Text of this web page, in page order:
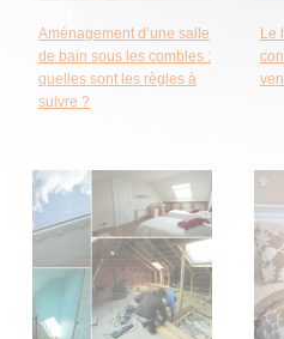
Aménagement d’une salle
de bain sous les combles :
quelles sont les règles à
suivre ?
Le